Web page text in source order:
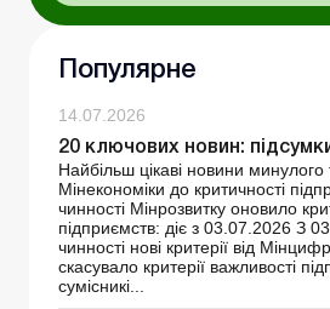
Популярне
14.07.2026
20 ключових новин:
Найбільш цікаві новини
Мінекономіки до критичності
чинності Мінрозвитку оновило
підприємств: діє з 03.07.2026 З
чинності нові критерії від
скасувало критерії важливості
сумісникі...